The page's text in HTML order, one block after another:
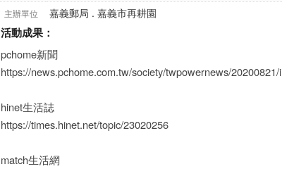
主辦單位 嘉義郵局 . 嘉義市再耕園
活動成果：
pchome新聞
https://news.pchome.com.tw/society/twpowernews/
hinet生活誌
https://times.hinet.net/topic/23020256
match生活網